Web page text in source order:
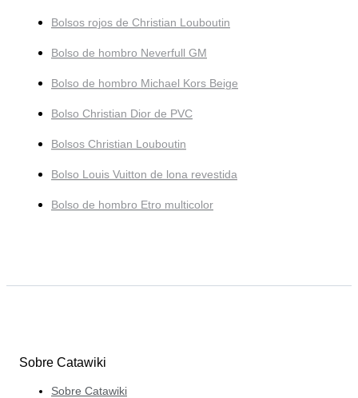
Bolsos rojos de Christian Louboutin
Bolso de hombro Neverfull GM
Bolso de hombro Michael Kors Beige
Bolso Christian Dior de PVC
Bolsos Christian Louboutin
Bolso Louis Vuitton de lona revestida
Bolso de hombro Etro multicolor
Sobre Catawiki
Sobre Catawiki